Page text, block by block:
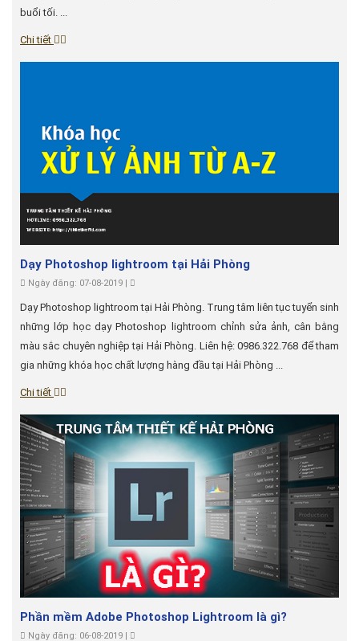
buổi tối. ...
Chi tiết
Dạy Photoshop lightroom tại Hải Phòng
Ngày đăng: 07-08-2019 |
Dạy Photoshop lightroom tại Hải Phòng. Trung tâm liên tục tuyển sinh
những lớp học dạy Photoshop lightroom chỉnh sửa ảnh, cân bằng
màu sắc chuyên nghiệp tại Hải Phòng. Liên hệ: 0986.322.768 để tham
gia những khóa học chất lượng hàng đầu tại Hải Phòng ...
Chi tiết
Phần mềm Adobe Photoshop Lightroom là gì?
Ngày đăng: 06-08-2019 |